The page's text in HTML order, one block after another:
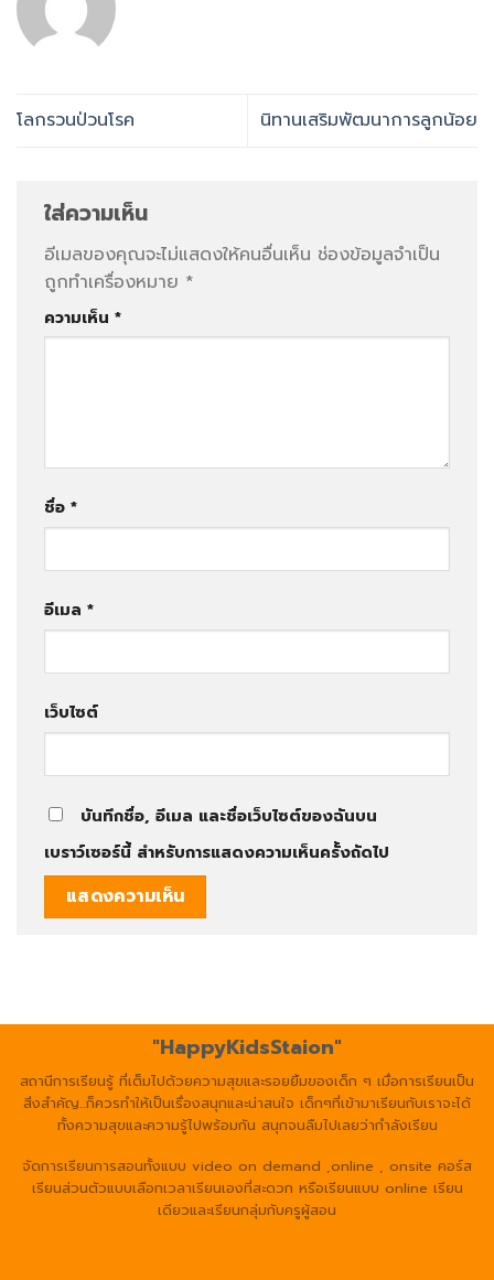
โลกรวนป่วนโรค นิทานเสริมพัฒนาการลูกน้อย
ใส่ความเห็น
อีเมลของคุณจะไม่แสดงให้คนอื่นเห็น ช่องข้อมูลจำเป็น
ถูกทำเครื่องหมาย *
ความเห็น *
ชื่อ *
อีเมล *
เว็บไซต์
บันทึกชื่อ, อีเมล และชื่อเว็บไซต์ของฉันบน
เบราว์เซอร์นี้ สำหรับการแสดงความเห็นครั้งถัดไป
"HappyKidsStaion"
สถานีการเรียนรู้ ที่เต็มไปด้วยความสุขและรอยยิ้มของเด็ก ๆ เมื่อการเรียนเป็น
สิ่งสำคัญ...ก็ควรทำให้เป็นเรื่องสนุกและน่าสนใจ เด็กๆที่เข้ามาเรียนกับเราจะได้
ทั้งความสุขและความรู้ไปพร้อมกัน สนุกจนลืมไปเลยว่ากำลังเรียน
จัดการเรียนการสอนทั้งแบบ video on demand ,online , onsite คอร์ส
เรียนส่วนตัวแบบเลือกเวลาเรียนเองที่สะดวก หรือเรียนแบบ online เรียน
เดียวและเรียนกลุ่มกับครูผู้สอน